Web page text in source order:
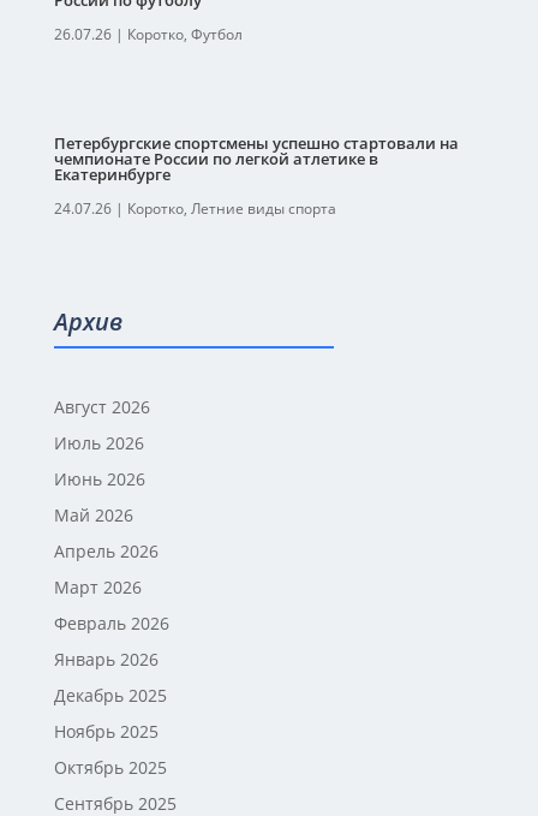
26.07.26| Коротко, Футбол
Петербургские спортсмены успешно стартовали на
чемпионате России по легкой атлетике в
Екатеринбурге
24.07.26| Коротко, Летние виды спорта
Архив
Август 2026
Июль 2026
Июнь 2026
Май 2026
Апрель 2026
Март 2026
Февраль 2026
Январь 2026
Декабрь 2025
Ноябрь 2025
Октябрь 2025
Сентябрь 2025